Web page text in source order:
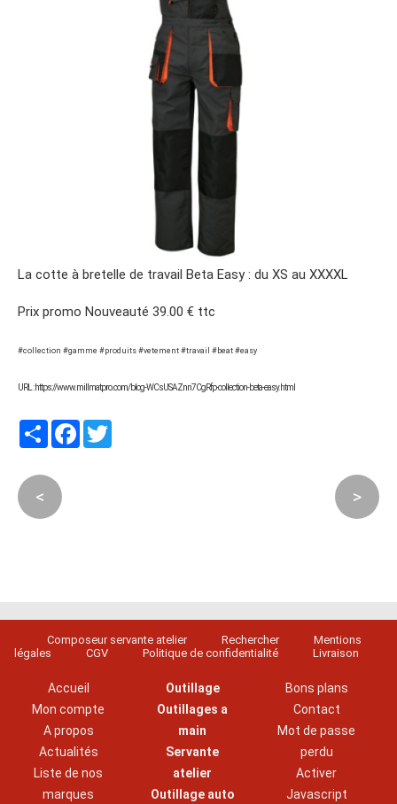
La cotte à bretelle de travail Beta Easy : du XS au XXXXL
Prix promo Nouveauté 39.00 € ttc
#collection #gamme #produits #vetement #travail #beat #easy
URL : https://www.millmatpro.com/blog-WCsUSAZnn7CgRfp-collection-beta-easy.html
PartagerFacebook
< >
Composeur servante atelier Rechercher
Mentions
légales
CGV Politique de confidentialité Livraison
Accueil
Mon compte
A propos
Actualités
Liste de nos
marques
Outillage
Outillages a
main
Servante
atelier
Outillage auto
Bons plans
Contact
Mot de passe
perdu
Activer
Javascript